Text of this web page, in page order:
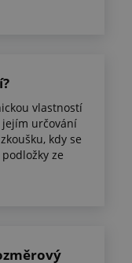
vlastností
jejím určování
kdy se
ze